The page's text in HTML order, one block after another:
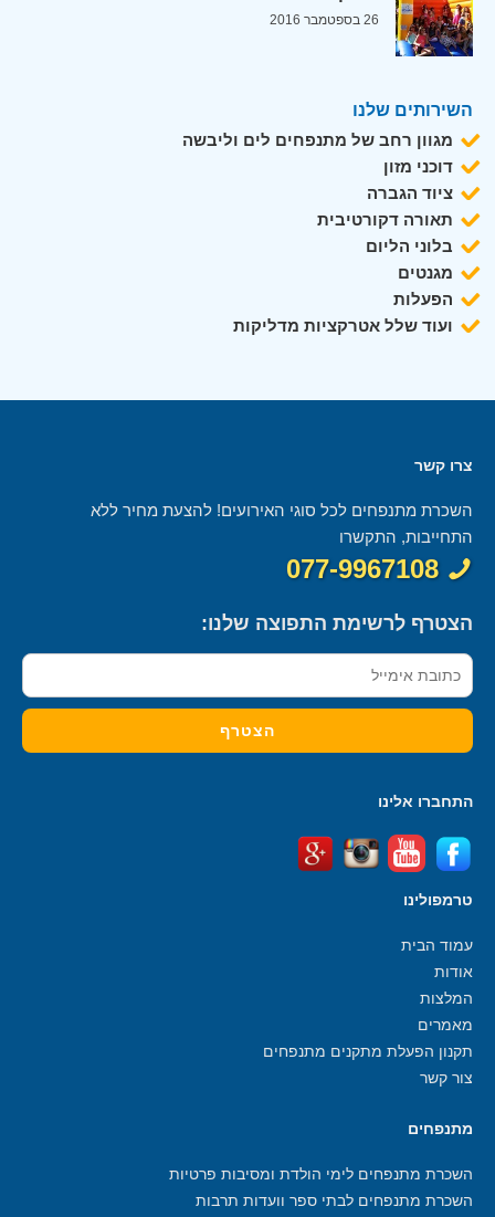
26 בספטמבר 2016
השירותים שלנו
מגוון רחב של מתנפחים לים וליבשה
דוכני מזון
ציוד הגברה
תאורה דקורטיבית
בלוני הליום
מגנטים
הפעלות
ועוד שלל אטרקציות מדליקות
צרו קשר
השכרת מתנפחים לכל סוגי האירועים! להצעת מחיר ללא
התחייבות, התקשרו
077-9967108
הצטרף לרשימת התפוצה שלנו:
התחברו אלינו
טרמפולינו
עמוד הבית
אודות
המלצות
מאמרים
תקנון הפעלת מתקנים מתנפחים
צור קשר
מתנפחים
השכרת מתנפחים לימי הולדת ומסיבות פרטיות
השכרת מתנפחים לבתי ספר וועדות תרבות